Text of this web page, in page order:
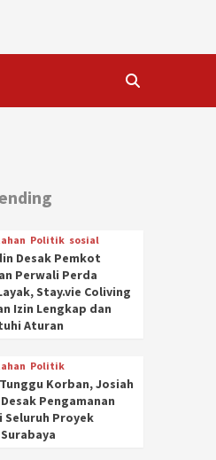
Politik sosial
Desak Pemkot
Perwali Perda
Stay.vie Coliving
Izin Lengkap dan
Aturan
Politik
Korban, Josiah
Pengamanan
Proyek